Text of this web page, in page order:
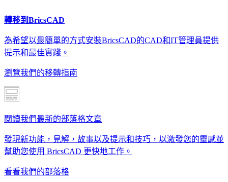
轉移到BricsCAD
為希望以最簡單的方式安裝BricsCAD的CAD和IT管理員提供
提示和最佳實踐。
瀏覽我們的移轉指南
閱讀我們最新的部落格文章
發現新功能，見解，故事以及提示和技巧，以激發您的靈感並
幫助您使用 BricsCAD 更快地工作。
看看我們的部落格